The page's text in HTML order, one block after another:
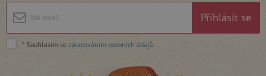
Přihlásit se
* Souhlasím se zpracováním osobních údajů